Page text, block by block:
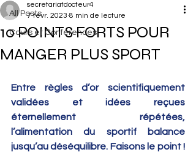
All Posts
Cours et Conférences
10 POINTS FORTS POUR
MANGER PLUS SPORT
secretariatdocteur4
7 févr. 2023 8 min de lecture
Entre règles d’or scientifiquement
validées et idées reçues
éternellement répétées,
l’alimentation du sportif balance
jusqu’au déséquilibre. Faisons le point !